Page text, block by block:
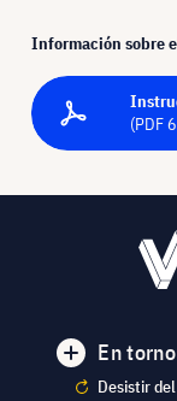
Información sobre
(PDF
En
Desistir